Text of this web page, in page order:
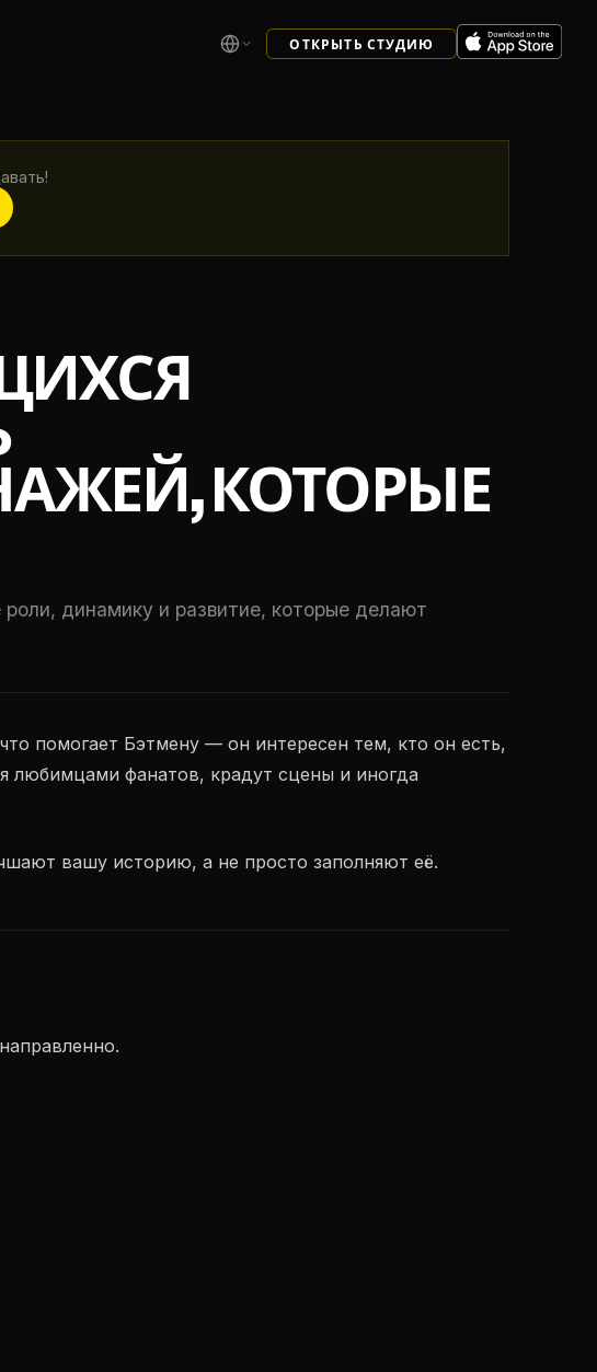
ОТКРЫТЬ СТУДИЮ
КОТОРЫЕ
динамику и развитие, которые делают
помогает Бэтмену — он интересен тем, кто он есть,
любимцами фанатов, крадут сцены и иногда
вашу историю, а не просто заполняют её.